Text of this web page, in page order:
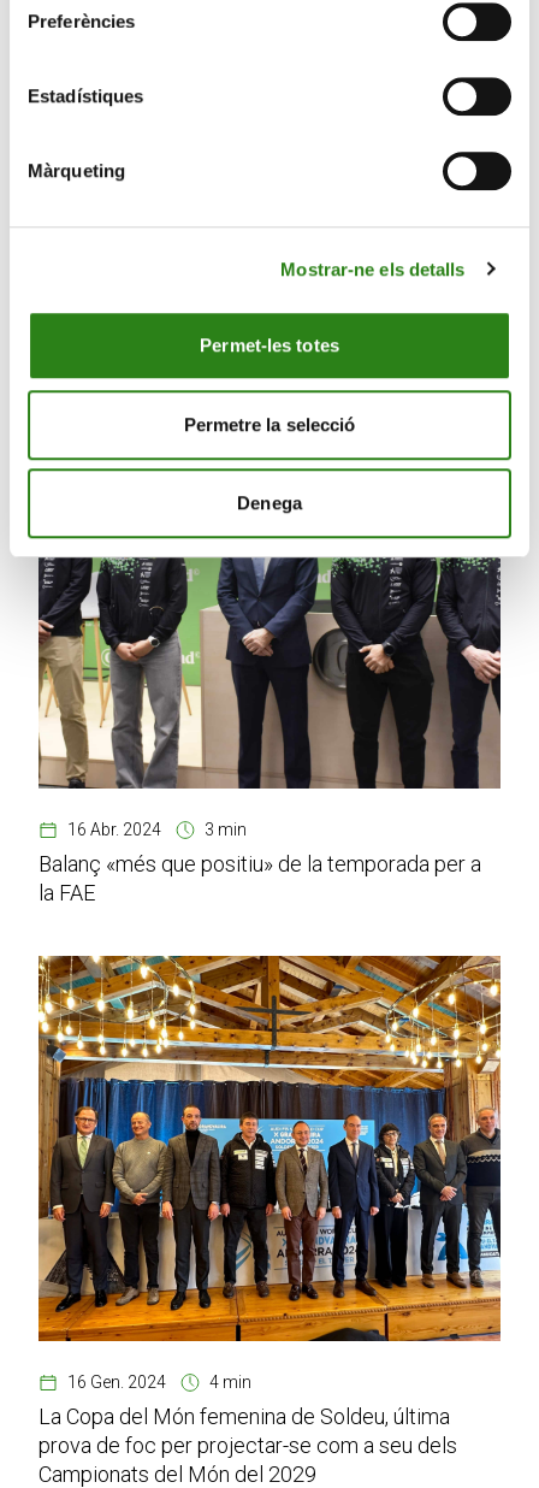
Preferències
Estadístiques
Màrqueting
Mostrar-ne els detalls
Permet-les totes
Permetre la selecció
Denega
Verdú: “Prendrem una decisió objectiva amb els
professionals per saber si correm a Sölden”
16 Abr. 2024 3 min
Balanç «més que positiu» de la temporada per a
la FAE
16 Gen. 2024 4 min
La Copa del Món femenina de Soldeu, última
prova de foc per projectar-se com a seu dels
Campionats del Món del 2029